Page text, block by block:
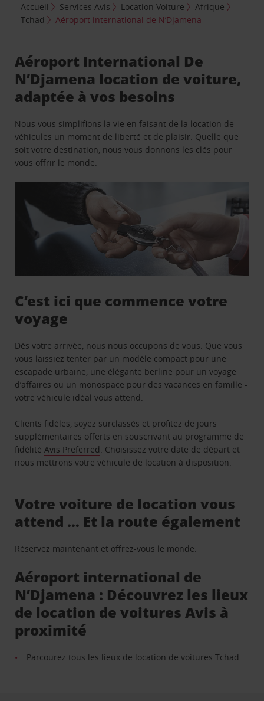
Accueil Services Avis Location Voiture
Afrique
Tchad
Aéroport international de N’Djamena
Aéroport International De
N’Djamena location de voiture,
adaptée à vos besoins
Nous vous simplifions la vie en faisant de la location de
véhicules un moment de liberté et de plaisir. Quelle que
soit votre destination, nous vous donnons les clés pour
vous offrir le monde.
C’est ici que commence votre
voyage
Dès votre arrivée, nous nous occupons de vous. Que vous
vous laissiez tenter par un modèle compact pour une
escapade urbaine, une élégante berline pour un voyage
d’affaires ou un monospace pour des vacances en famille -
votre véhicule idéal vous attend.
Clients fidèles, soyez surclassés et profitez de jours
supplémentaires offerts en souscrivant au programme de
fidélitéAvis Preferred. Choisissez votre date de départ et
nous mettrons votre véhicule de location à disposition.
Votre voiture de location vous
attend … Et la route également
Réservez maintenant et offrez-vous le monde.
Aéroport international de
N’Djamena : Découvrez les lieux
de location de voitures Avis à
proximité
Parcourez tous les lieux de location de voitures Tchad